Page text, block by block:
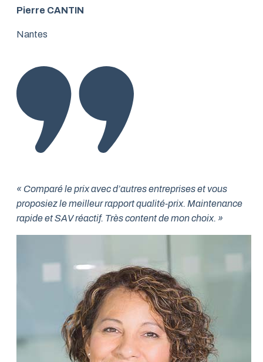
Pierre CANTIN
Nantes
« Comparé le prix avec d’autres entreprises et vous
proposiez le meilleur rapport qualité-prix. Maintenance
rapide et SAV réactif. Très content de mon choix. »